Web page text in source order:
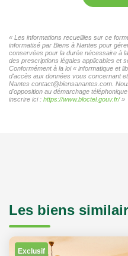
« Les informations recueillies sur ce
informatisé par Biens à Nantes pour
conservées pour la durée nécessaire à
des prescriptions légales applicables et
Conformément à la loi « informatique et
d'accès aux données vous concernant
Nantes contact@biensanantes.com.
d'opposition au démarchage
inscrire ici : https://www.bloctel.gouv.fr/»
Les biens
Exclusif